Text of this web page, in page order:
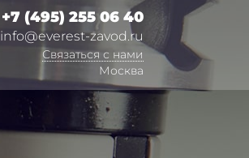
+7 (495) 255 06 40
info@everest-zavod.ru
Связаться с нами
Москва